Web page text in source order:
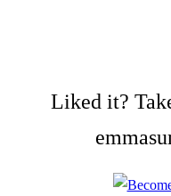
Liked it?